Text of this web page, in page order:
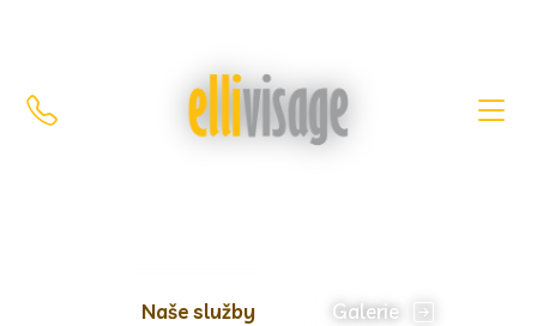
Střihni si styl,
Naše služby Galerie